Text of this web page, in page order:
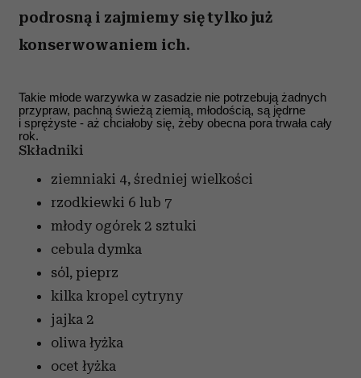
podrosną i zajmiemy się tylko już
konserwowaniem ich.
Takie młode warzywka w zasadzie nie potrzebują żadnych
przypraw, pachną świeżą ziemią, młodością, są jędrne
i sprężyste - aż chciałoby się, żeby obecna pora trwała cały
rok.
Składniki
ziemniaki 4, średniej wielkości
rzodkiewki 6 lub 7
młody ogórek 2 sztuki
cebula dymka
sól, pieprz
kilka kropel cytryny
jajka 2
oliwa łyżka
ocet łyżka